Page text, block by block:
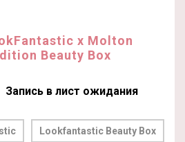
x Molton
Beauty Box
Запись в лист ожидания
Lookfantastic Beauty Box